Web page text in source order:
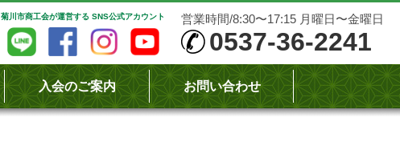
菊川市商工会が運営する SNS公式アカウント 営業時間/8:30〜17:15 月曜日〜金曜日
0537-36-2241
入会のご案内 お問い合わせ